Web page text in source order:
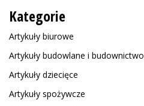
Kategorie
Artykuły biurowe
Artykuły budowlane i budownictwo
Artykuły dziecięce
Artykuły spożywcze